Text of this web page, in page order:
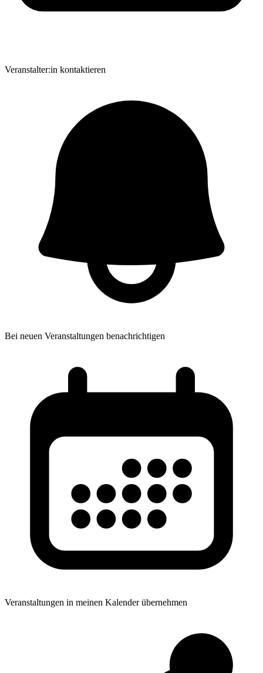
Veranstalter:in kontaktieren
Bei neuen Veranstaltungen benachrichtigen
Veranstaltungen in meinen Kalender übernehmen